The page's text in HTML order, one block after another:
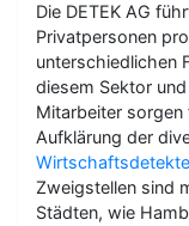
Die DETEK AG
Privatpersonen
unterschiedlichen
diesem Sektor
Mitarbeiter
Aufklärung der
Zweigstellen sind
Städten, wie